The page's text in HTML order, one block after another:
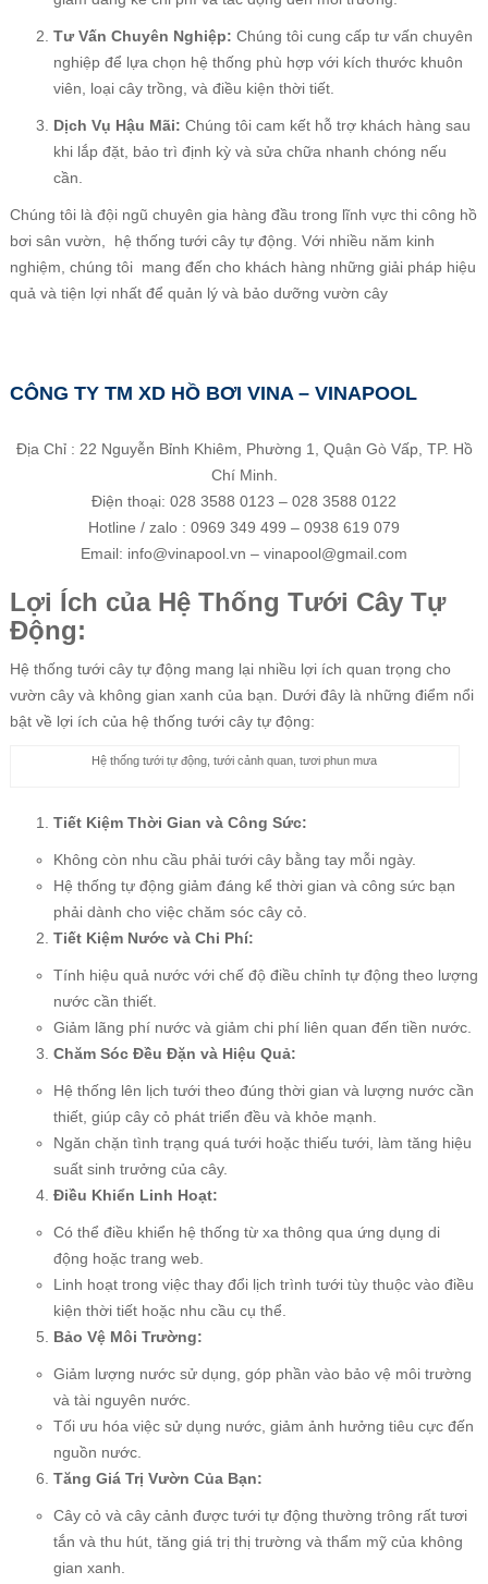
Tư Vấn Chuyên Nghiệp: Chúng tôi cung cấp tư vấn chuyên
nghiệp để lựa chọn hệ thống phù hợp với kích thước khuôn
viên, loại cây trồng, và điều kiện thời tiết.
Dịch Vụ Hậu Mãi: Chúng tôi cam kết hỗ trợ khách hàng sau
khi lắp đặt, bảo trì định kỳ và sửa chữa nhanh chóng nếu
cần.
Chúng tôi là đội ngũ chuyên gia hàng đầu trong lĩnh vực thi công hồ
bơi sân vườn, hệ thống tưới cây tự động. Với nhiều năm kinh
nghiệm, chúng tôi mang đến cho khách hàng những giải pháp hiệu
quả và tiện lợi nhất để quản lý và bảo dưỡng vườn cây
CÔNG TY TM XD HỒ BƠI VINA – VINAPOOL
Địa Chỉ : 22 Nguyễn Bỉnh Khiêm, Phường 1, Quận Gò Vấp, TP. Hồ
Chí Minh.
Điện thoại: 028 3588 0123 – 028 3588 0122
Hotline / zalo : 0969 349 499 – 0938 619 079
Email: info@vinapool.vn – vinapool@gmail.com
Lợi Ích của Hệ Thống Tưới Cây Tự
Động:
Hệ thống tưới cây tự động mang lại nhiều lợi ích quan trọng cho
vườn cây và không gian xanh của bạn. Dưới đây là những điểm nổi
bật về lợi ích của hệ thống tưới cây tự động:
Hệ thống tưới tự động, tưới cảnh quan, tươi phun mưa
Tiết Kiệm Thời Gian và Công Sức:
Không còn nhu cầu phải tưới cây bằng tay mỗi ngày.
Hệ thống tự động giảm đáng kể thời gian và công sức bạn
phải dành cho việc chăm sóc cây cỏ.
Tiết Kiệm Nước và Chi Phí:
Tính hiệu quả nước với chế độ điều chỉnh tự động theo lượng
nước cần thiết.
Giảm lãng phí nước và giảm chi phí liên quan đến tiền nước.
Chăm Sóc Đều Đặn và Hiệu Quả:
Hệ thống lên lịch tưới theo đúng thời gian và lượng nước cần
thiết, giúp cây cỏ phát triển đều và khỏe mạnh.
Ngăn chặn tình trạng quá tưới hoặc thiếu tưới, làm tăng hiệu
suất sinh trưởng của cây.
Điều Khiển Linh Hoạt:
Có thể điều khiển hệ thống từ xa thông qua ứng dụng di
động hoặc trang web.
Linh hoạt trong việc thay đổi lịch trình tưới tùy thuộc vào điều
kiện thời tiết hoặc nhu cầu cụ thể.
Bảo Vệ Môi Trường:
Giảm lượng nước sử dụng, góp phần vào bảo vệ môi trường
và tài nguyên nước.
Tối ưu hóa việc sử dụng nước, giảm ảnh hưởng tiêu cực đến
nguồn nước.
Tăng Giá Trị Vườn Của Bạn:
Cây cỏ và cây cảnh được tưới tự động thường trông rất tươi
tắn và thu hút, tăng giá trị thị trường và thẩm mỹ của không
gian xanh.